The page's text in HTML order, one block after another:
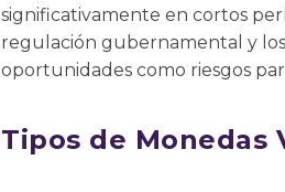
significativamente en cortos
regulación gubernamental y
oportunidades como riesgos
Tipos de Monedas